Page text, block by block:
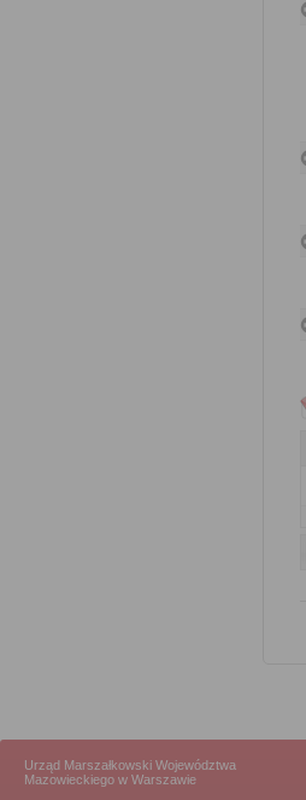
Urząd Marszałkowski Województwa
Mazowieckiego w Warszawie